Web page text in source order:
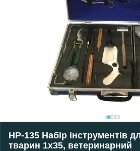
НР-135 Набір інструментів
тварин 1х35, ветеринарний